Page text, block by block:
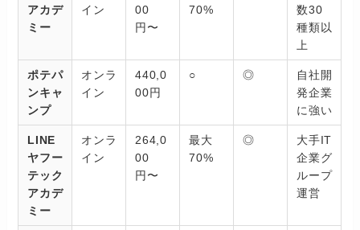
アカデ
ミー
イン
00
円〜
70%
数30
種類以
上
ポテパ
ンキャ
ンプ
オンラ
イン
440,0
00円
○ ◎
自社開
発企業
に強い
LINE
ヤフー
テック
アカデ
ミー
オンラ
イン
264,0
00
円〜
最大
70%
◎
大手IT
企業グ
ループ
運営